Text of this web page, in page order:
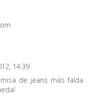
14:39
de jeans más falda